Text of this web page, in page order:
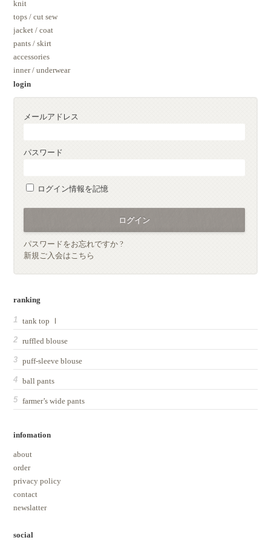
knit
tops / cut sew
jacket / coat
pants / skirt
accessories
inner / underwear
login
メールアドレス
パスワード
ログイン情報を記憶
パスワードをお忘れですか ?
新規ご入会はこちら
ranking
tank top Ⅰ
ruffled blouse
puff-sleeve blouse
ball pants
farmer’s wide pants
infomation
about
order
privacy policy
contact
newslatter
social